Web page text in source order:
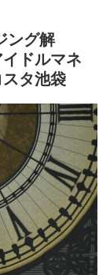
ング解
ドルマネ
タ池袋